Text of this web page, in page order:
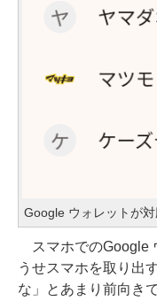
Google ウォレットが
スマホでのGoogle
うせスマホを取り出
な」とあまり前向き